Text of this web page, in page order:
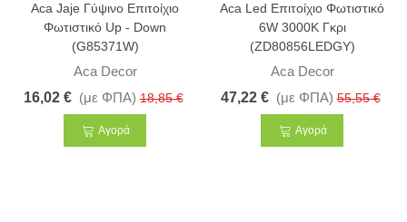
Aca Jaje Γύψινο Επιτοίχιο
Φωτιστικό Up - Down
(G85371W)
Aca Decor
16,02 € (με ΦΠΑ) 18,85 €
Αγορά
Aca Led Επιτοίχιο Φωτιστικό
6W 3000K Γκρι
(ZD80856LEDGY)
Aca Decor
47,22 € (με ΦΠΑ) 55,55 €
Αγορά